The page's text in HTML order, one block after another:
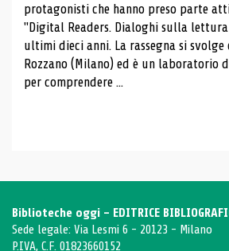
protagonisti che hanno preso parte
"Digital Readers. Dialoghi sulla
ultimi dieci anni. La rassegna si svolge
Rozzano (Milano) ed è un laboratorio
per comprendere ...
Biblioteche oggi - EDITRICE
Sede legale: Via Lesmi 6 - 20123 - Milano
P.IVA, C.F. 01823660152